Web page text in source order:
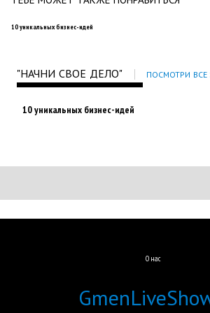
10 уникальных бизнес-идей
"НАЧНИ СВОЕ ДЕЛО" ПОСМОТРИ ВСЕ
10 уникальных бизнес-идей
О нас